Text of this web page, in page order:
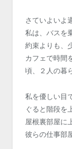
さていよいよ
私は、バスを
約束よりも、
カフェで時間
頃、２人の暮
私を優しい目
ぐると階段を
屋根裏部屋に
彼らの仕事部